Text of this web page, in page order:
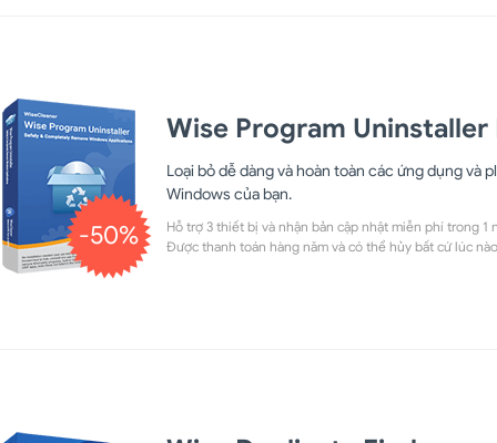
-50%
Wise Program Uninstaller
Loại bỏ dễ dàng và hoàn toàn các ứng dụng và
Windows của bạn.
Hỗ trợ 3 thiết bị và nhận bản cập nhật miễn phí trong 1
Được thanh toán hàng năm và có thể hủy bất cứ lúc